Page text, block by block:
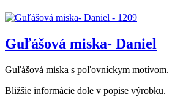
Guľášová miska- Daniel
Guľášová miska s poľovníckym motívom.
Bližšie informácie dole v popise výrobku.